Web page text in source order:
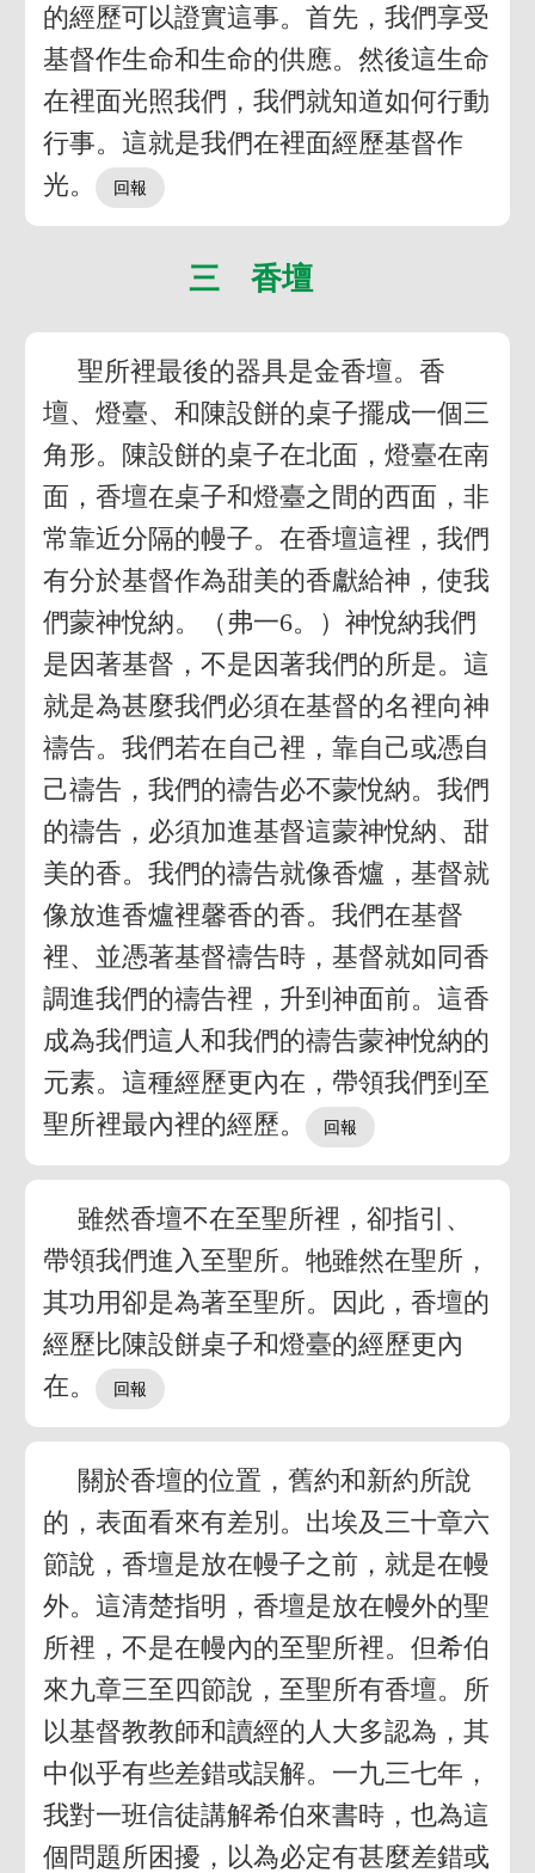
的經歷可以證實這事。首先，我們享受
基督作生命和生命的供應。然後這生命
在裡面光照我們，我們就知道如何行動
行事。這就是我們在裡面經歷基督作
光。
三 香壇
聖所裡最後的器具是金香壇。香
壇、燈臺、和陳設餅的桌子擺成一個三
角形。陳設餅的桌子在北面，燈臺在南
面，香壇在桌子和燈臺之間的西面，非
常靠近分隔的幔子。在香壇這裡，我們
有分於基督作為甜美的香獻給神，使我
們蒙神悅納。（弗一6。）神悅納我們
是因著基督，不是因著我們的所是。這
就是為甚麼我們必須在基督的名裡向神
禱告。我們若在自己裡，靠自己或憑自
己禱告，我們的禱告必不蒙悅納。我們
的禱告，必須加進基督這蒙神悅納、甜
美的香。我們的禱告就像香爐，基督就
像放進香爐裡馨香的香。我們在基督
裡、並憑著基督禱告時，基督就如同香
調進我們的禱告裡，升到神面前。這香
成為我們這人和我們的禱告蒙神悅納的
元素。這種經歷更內在，帶領我們到至
聖所裡最內裡的經歷。
雖然香壇不在至聖所裡，卻指引、
帶領我們進入至聖所。牠雖然在聖所，
其功用卻是為著至聖所。因此，香壇的
經歷比陳設餅桌子和燈臺的經歷更內
在。
關於香壇的位置，舊約和新約所說
的，表面看來有差別。出埃及三十章六
節說，香壇是放在幔子之前，就是在幔
外。這清楚指明，香壇是放在幔外的聖
所裡，不是在幔內的至聖所裡。但希伯
來九章三至四節說，至聖所有香壇。所
以基督教教師和讀經的人大多認為，其
中似乎有些差錯或誤解。一九三七年，
我對一班信徒講解希伯來書時，也為這
個問題所困擾，以為必定有甚麼差錯或